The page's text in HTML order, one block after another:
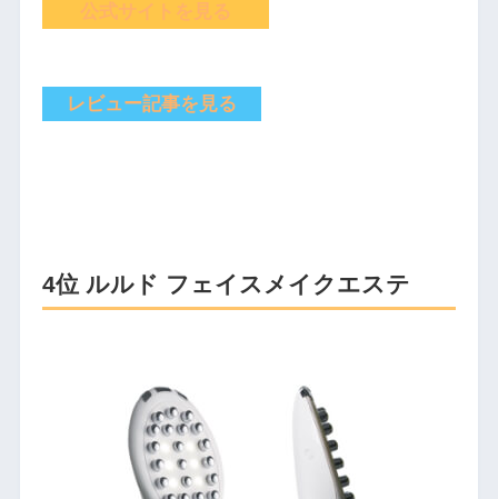
公式サイトを見る
レビュー記事を見る
4位 ルルド フェイスメイクエステ